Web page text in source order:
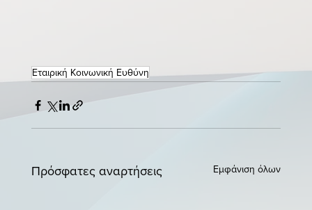
Εταιρική Κοινωνική Ευθύνη
Πρόσφατες αναρτήσεις Εμφάνιση όλων